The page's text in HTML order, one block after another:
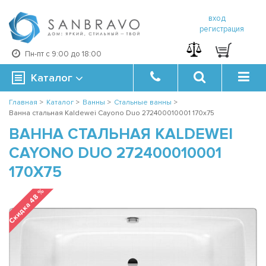
Пн-пт с 9:00 до 18:00
вход
регистрация
Каталог
Главная > Каталог > Ванны > Стальные ванны >
Ванна стальная Kaldewei Cayono Duo 272400010001 170x75
ВАННА СТАЛЬНАЯ KALDEWEI
CAYONO DUO 272400010001
170X75
Скидка 48 %